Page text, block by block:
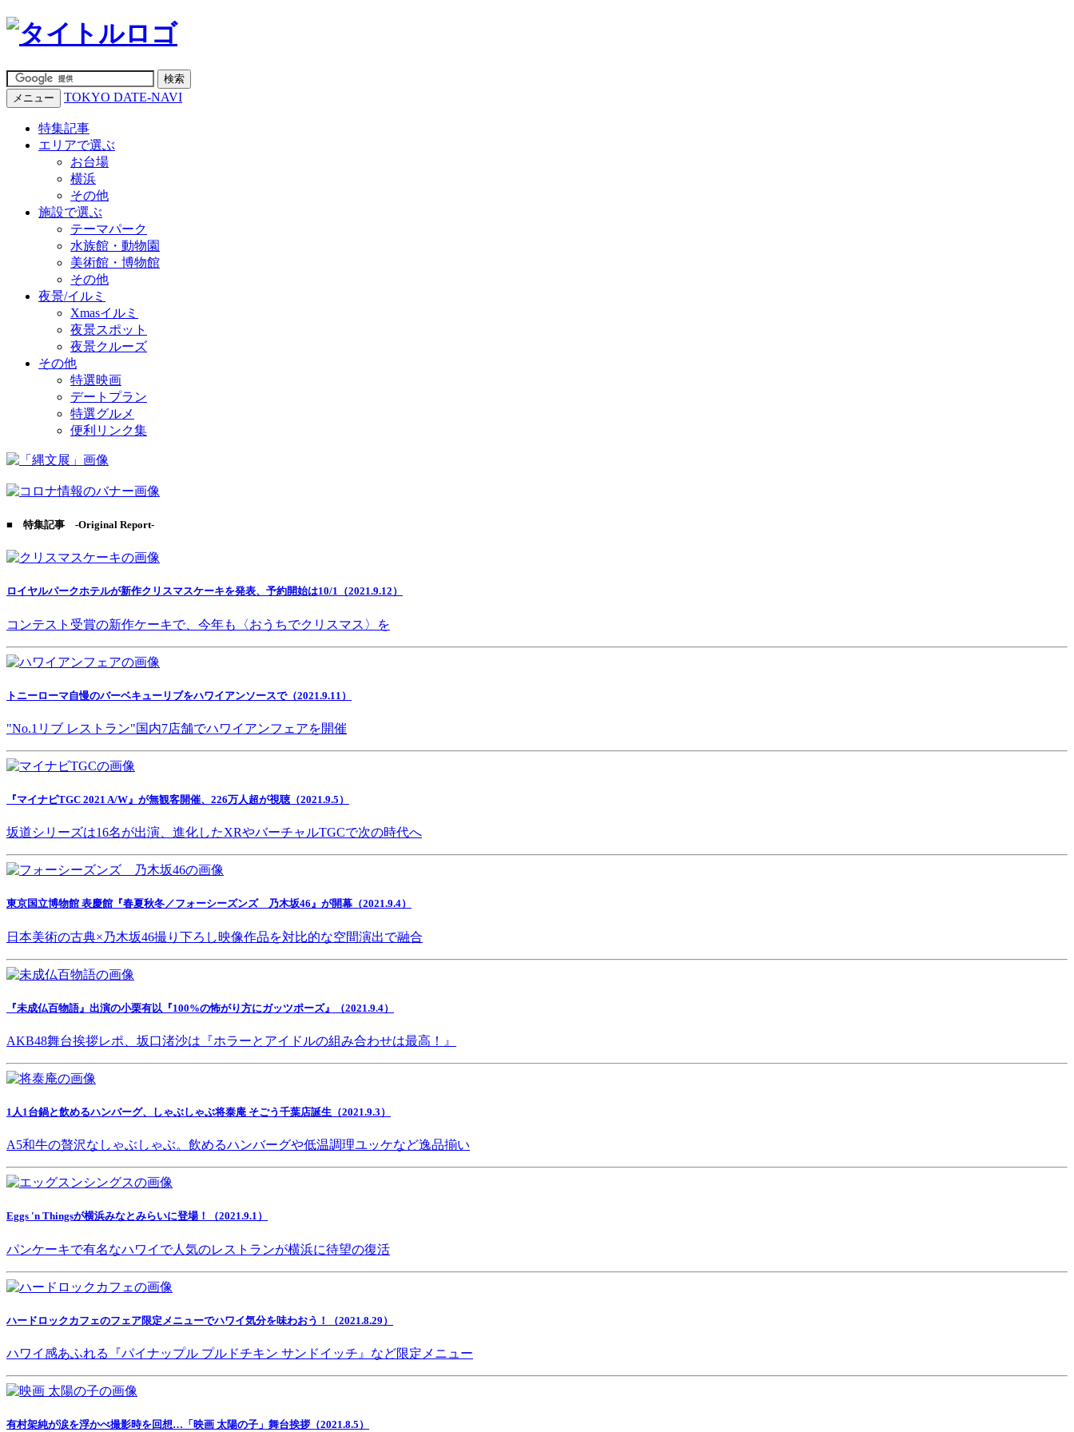
メニュー TOKYO DATE-NAVI
特集記事
エリアで選ぶ
お台場
横浜
その他
施設で選ぶ
テーマパーク
水族館・動物園
美術館・博物館
その他
夜景/イルミ
Xmasイルミ
夜景スポット
夜景クルーズ
その他
特選映画
デートプラン
特選グルメ
便利リンク集
■ 特集記事 -Original Report-
ロイヤルパークホテルが新作クリスマスケーキを発表、予約開始は10/1（2021.9.12）
コンテスト受賞の新作ケーキで、今年も〈おうちでクリスマス〉を
トニーローマ自慢のバーベキューリブをハワイアンソースで（2021.9.11）
"No.1リブ レストラン"国内7店舗でハワイアンフェアを開催
『マイナビTGC 2021 A/W』が無観客開催、226万人超が視聴（2021.9.5）
坂道シリーズは16名が出演、進化したXRやバーチャルTGCで次の時代へ
東京国立博物館 表慶館『春夏秋冬／フォーシーズンズ 乃木坂46』が開幕（2021.9.4）
日本美術の古典×乃木坂46撮り下ろし映像作品を対比的な空間演出で融合
『未成仏百物語』出演の小栗有以『100%の怖がり方にガッツポーズ』（2021.9.4）
AKB48舞台挨拶レポ、坂口渚沙は『ホラーとアイドルの組み合わせは最高！』
1人1台鍋と飲めるハンバーグ、しゃぶしゃぶ将泰庵 そごう千葉店誕生（2021.9.3）
A5和牛の贅沢なしゃぶしゃぶ。飲めるハンバーグや低温調理ユッケなど逸品揃い
Eggs 'n Thingsが横浜みなとみらいに登場！（2021.9.1）
パンケーキで有名なハワイで人気のレストランが横浜に待望の復活
ハードロックカフェのフェア限定メニューでハワイ気分を味わおう！（2021.8.29）
ハワイ感あふれる『パイナップル プルドチキン サンドイッチ』など限定メニュー
有村架純が涙を浮かべ撮影時を回想…「映画 太陽の子」舞台挨拶（2021.8.5）